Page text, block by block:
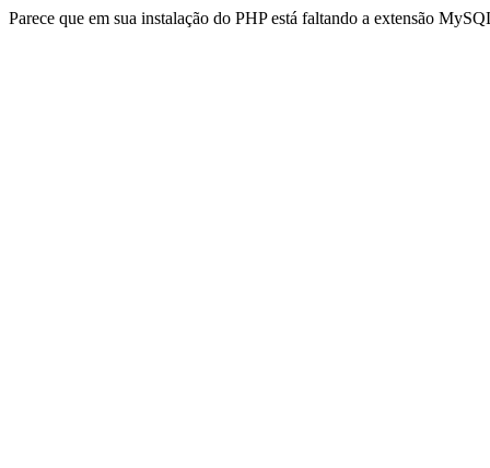
Parece que em sua instalação do PHP está faltando a extensão